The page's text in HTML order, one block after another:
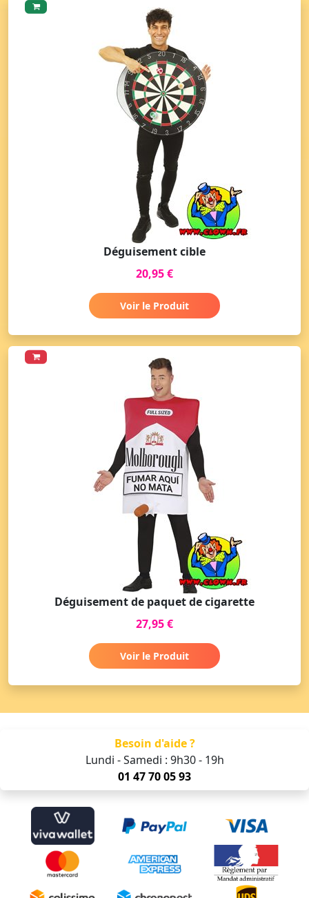
Déguisement cible
20,95 €
Voir le Produit
Déguisement de paquet de cigarette
27,95 €
Voir le Produit
Besoin d'aide ?
Lundi - Samedi : 9h30 - 19h
01 47 70 05 93